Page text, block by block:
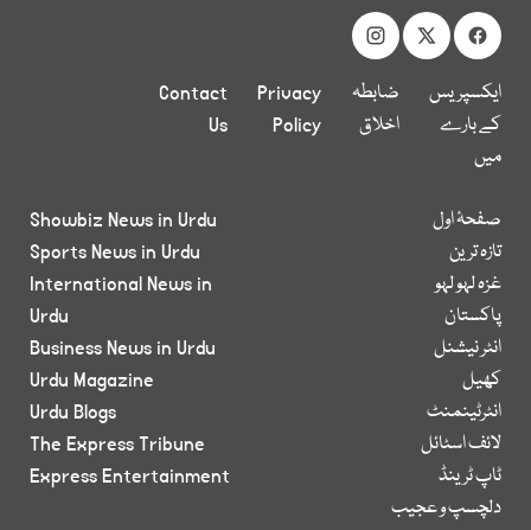
ایکسپریس
کے بارے
میں
ضابطہ
اخلاق
Privacy
Policy
Contact
Us
صفحۂ اول
تازہ ترین
غزہ لہو لہو
پاکستان
انٹر نیشنل
کھیل
انٹرٹینمنٹ
لائف اسٹائل
ٹاپ ٹرینڈ
دلچسپ و عجیب
Showbiz News in Urdu
Sports News in Urdu
International News in
Urdu
Business News in Urdu
Urdu Magazine
Urdu Blogs
The Express Tribune
Express Entertainment